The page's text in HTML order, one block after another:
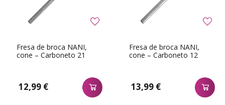
Fresa de broca NANI,
cone – Carboneto 21
12,99 €
Fresa de broca NANI,
cone – Carboneto 12
13,99 €